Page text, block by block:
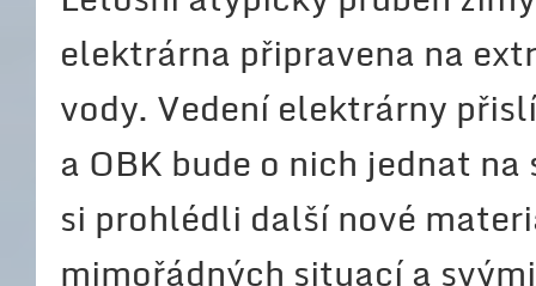
elektrárna připravena na
vody. Vedení elektrárny
a OBK bude o nich jednat
si prohlédli další nové
mimořádných situací a